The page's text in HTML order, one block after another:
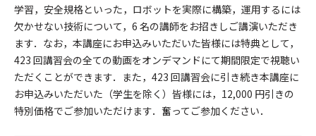
学習，安全規格といった，ロボットを実際に構築，運用するには
欠かせない技術について，6 名の講師をお招きしご講演いただき
ます．なお，本講座にお申込みいただいた皆様には特典として，
423 回講習会の全ての動画をオンデマンドにて期間限定で視聴い
ただくことができます．また，423 回講習会に引き続き本講座に
お申込みいただいた（学生を除く）皆様には，12,000 円引きの
特別価格でご参加いただけます．奮ってご参加ください．